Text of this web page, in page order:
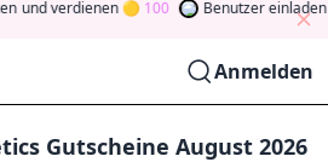
und verdienen 100 Benutzer einladen
Anmelden
Gutscheine August 2026